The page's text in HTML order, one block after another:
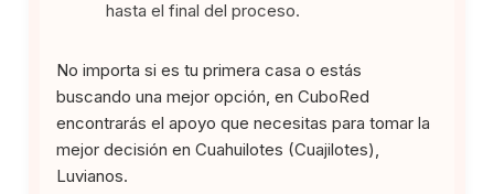
hasta el final del proceso.
No importa si es tu primera casa o estás
buscando una mejor opción, en CuboRed
encontrarás el apoyo que necesitas para tomar la
mejor decisión en Cuahuilotes (Cuajilotes),
Luvianos.